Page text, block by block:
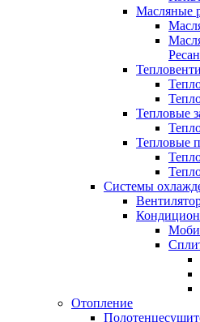
Масляные
Тепловые
Тепловые
Системы
Отопление